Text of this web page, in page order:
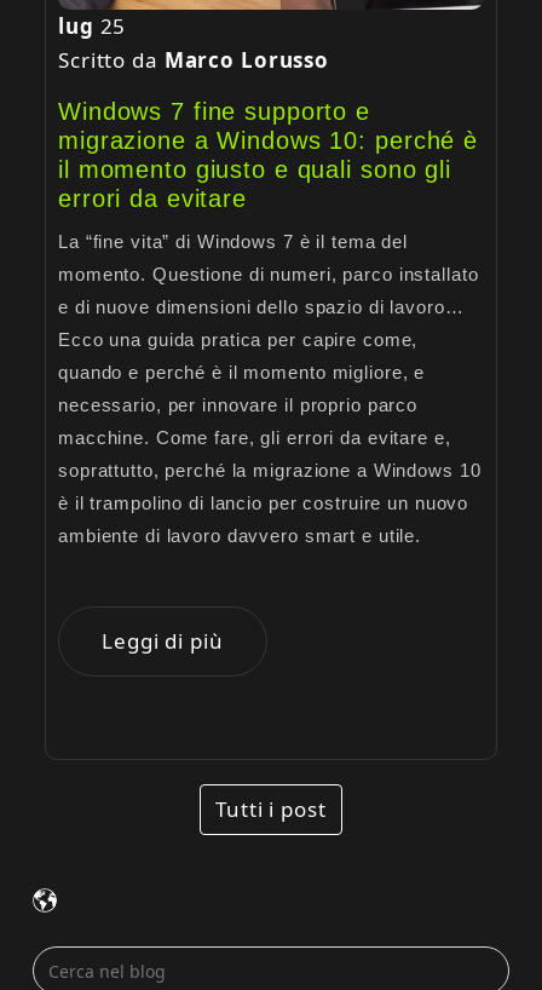
lug 25
Scritto da Marco Lorusso
Windows 7 fine supporto e
migrazione a Windows 10: perché è
il momento giusto e quali sono gli
errori da evitare
La “fine vita” di Windows 7 è il tema del
momento. Questione di numeri, parco installato
e di nuove dimensioni dello spazio di lavoro…
Ecco una guida pratica per capire come,
quando e perché è il momento migliore, e
necessario, per innovare il proprio parco
macchine. Come fare, gli errori da evitare e,
soprattutto, perché la migrazione a Windows 10
è il trampolino di lancio per costruire un nuovo
ambiente di lavoro davvero smart e utile.
Leggi di più
Tutti i post